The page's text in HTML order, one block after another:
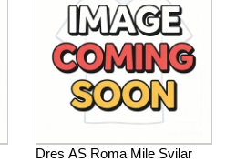
Dres AS Roma Mile Svilar